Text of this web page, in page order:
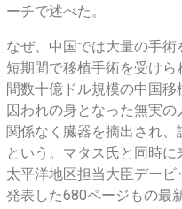
ーチで述べた。
なぜ、中国では大量の手
短期間で移植手術を受け
間数十億ドル規模の中国
囚われの身となった無実
関係なく臓器を摘出され
という。マタス氏と同時
太平洋地区担当大臣デー
発表した680ページもの最